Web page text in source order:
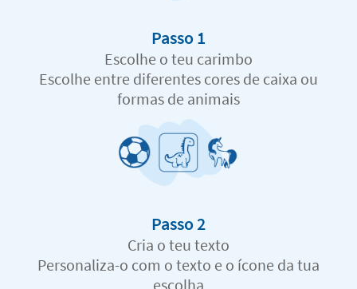
Passo 1
Escolhe o teu carimbo
Escolhe entre diferentes cores de caixa ou
formas de animais
Passo 2
Cria o teu texto
Personaliza-o com o texto e o ícone da tua
escolha